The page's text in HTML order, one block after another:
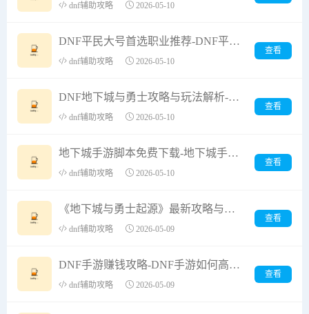
dnf辅助攻略 2026-05-10
DNF平民大号首选职业推荐-DNF平民玩家最适合的大号职业选择
dnf辅助攻略 2026-05-10
查看
DNF地下城与勇士攻略与玩法解析-DNF地下城与勇士最新版本更新内容详解
dnf辅助攻略 2026-05-10
查看
地下城手游脚本免费下载-地下城手游自动脚本免费使用教程
dnf辅助攻略 2026-05-10
查看
《地下城与勇士起源》最新攻略与玩法解析-地下城与勇士起源新手必看的升级技巧
dnf辅助攻略 2026-05-09
查看
DNF手游赚钱攻略-DNF手游如何高效赚钱技巧分享
dnf辅助攻略 2026-05-09
查看